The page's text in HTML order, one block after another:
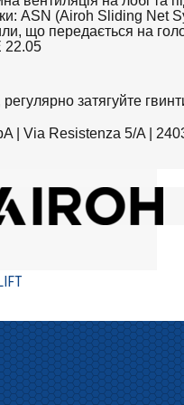
ASN (Airoh Sliding Net
що передається на
22.05
регулярно затягуйте
| Via Resistenza 5/A |